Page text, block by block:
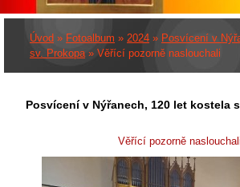
Úvod » Fotoalbum » 2024 » Posvícení v
sv. Prokopa» Věřící pozorně naslouchali
Posvícení v Nýřanech, 120 let kostela
Věřící pozorně naslouchali